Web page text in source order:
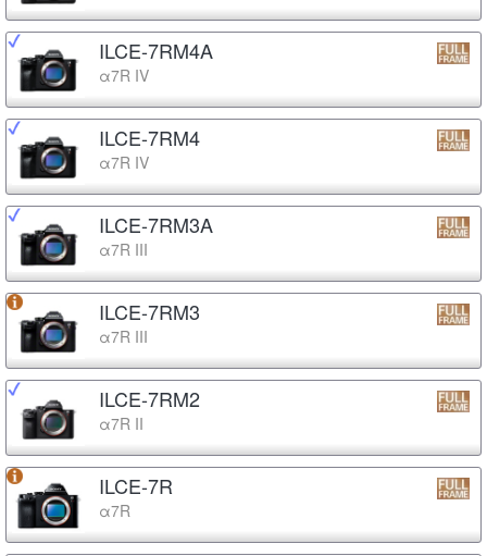
ILCE-7RM4A
α7R IV
ILCE-7RM4
α7R IV
ILCE-7RM3A
α7R III
ILCE-7RM3
α7R III
ILCE-7RM2
α7R II
ILCE-7R
α7R